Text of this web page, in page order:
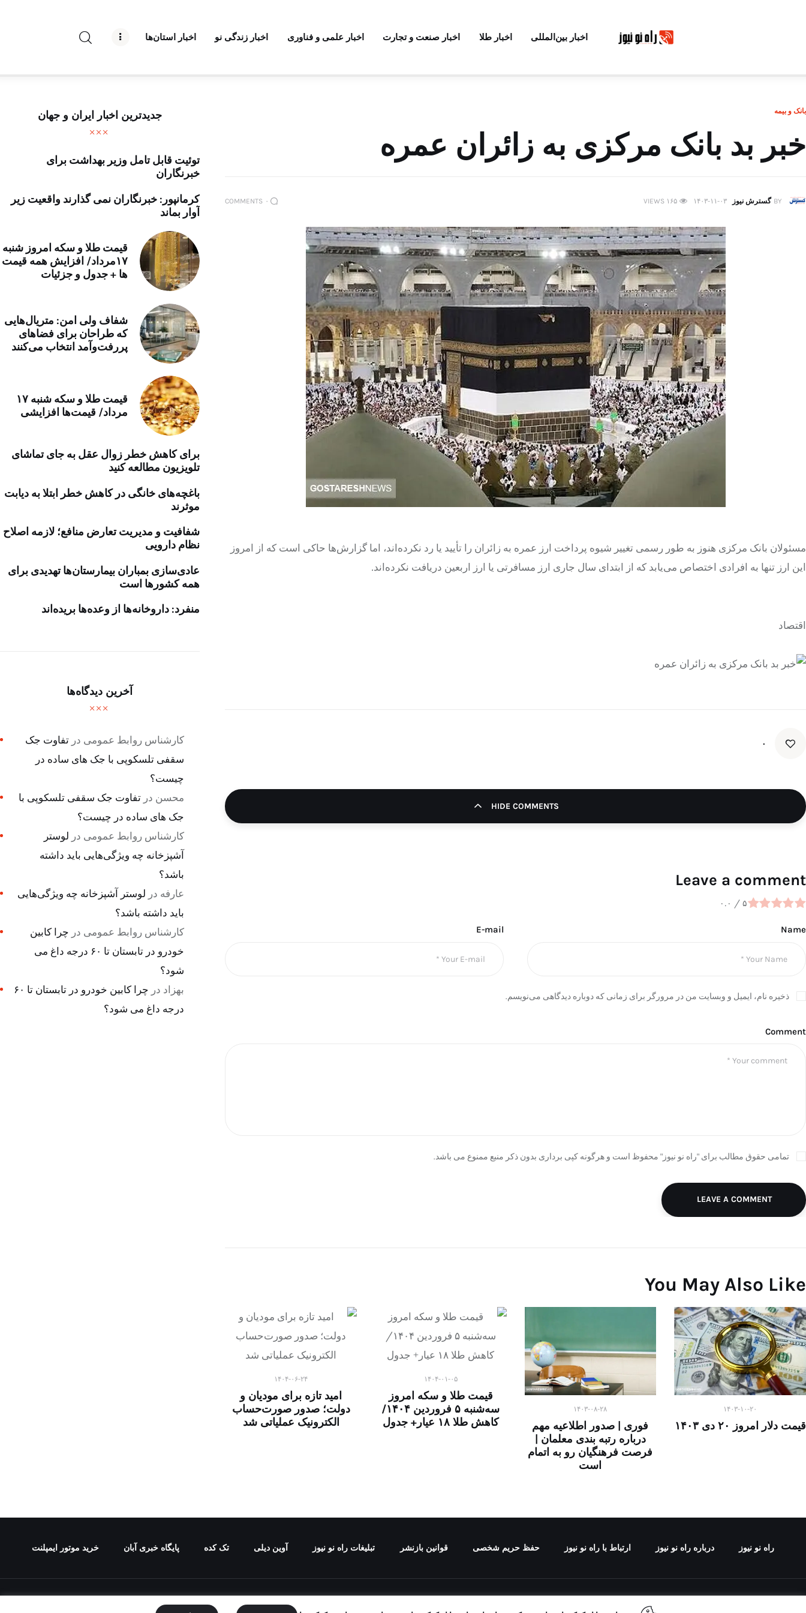
اخبار بین‌المللی اخبار طلا اخبار صنعت و تجارت اخبار علمی و فناوری اخبار زندگی نو اخبار استان‌ها
درباره راه‌ نو نیوز
تبلیغات راه نو نیوز
آوین دیلی
پایگاه خبری آبان
خرید موتور ایمپلنت
بانک و بیمه
خبر بد بانک مرکزی به زائران عمره
BY گسترش نیوز ۱۴۰۳-۱۱-۰۳ ۱۶۵ VIEWS ۰ COMMENTS
مسئولان بانک مرکزی هنوز به طور رسمی تغییر شیوه پرداخت ارز عمره به زائران را تأیید یا رد نکرده‌اند، اما گزارش‌ها حاکی است که از امروز
این ارز تنها به افرادی اختصاص می‌یابد که از ابتدای سال جاری ارز مسافرتی یا ارز اربعین دریافت نکرده‌اند.
اقتصاد
۰
HIDE COMMENTS
Leave a comment
۰.۰ / ۵
Name
E-mail
ذخیره نام، ایمیل و وبسایت من در مرورگر برای زمانی که دوباره دیدگاهی می‌نویسم.
Comment
تمامی حقوق مطالب برای "راه نو نیوز" محفوظ است و هرگونه کپی برداری بدون ذکر منبع ممنوع می باشد.
LEAVE A COMMENT
You May Also Like
۱۴۰۳-۱۰-۲۰
قیمت دلار امروز ۲۰ دی ۱۴۰۳
۱۴۰۳-۰۸-۲۸
فوری | صدور اطلاعیه مهم
درباره رتبه بندی معلمان |
فرصت فرهنگیان رو به اتمام
است
۱۴۰۴-۰۱-۰۵
قیمت طلا و سکه امروز
سه‌شنبه ۵ فروردین ۱۴۰۴/
کاهش طلا ۱۸ عیار+ جدول
۱۴۰۴-۰۶-۲۴
امید تازه برای مودیان و
دولت؛ صدور صورت‌حساب
الکترونیک عملیاتی شد
جدیدترین اخبار ایران و جهان
توئیت قابل تامل وزیر بهداشت برای
خبرنگاران
کرمانپور: خبرنگاران نمی گذارند واقعیت زیر
آوار بماند
قیمت طلا و سکه امروز شنبه
۱۷مرداد/ افزایش همه قیمت
ها + جدول و جزئیات
شفاف ولی امن: متریال‌هایی
که طراحان برای فضاهای
پررفت‌وآمد انتخاب می‌کنند
قیمت طلا و سکه شنبه ۱۷
مرداد/ قیمت‌ها افزایشی
برای کاهش خطر زوال عقل به جای تماشای
تلویزیون مطالعه کنید
باغچه‌های خانگی در کاهش خطر ابتلا به دیابت
موثرند
شفافیت و مدیریت تعارض منافع؛ لازمه اصلاح
نظام دارویی
عادی‌سازی بمباران بیمارستان‌ها تهدیدی برای
همه کشورها است
منفرد: داروخانه‌ها از وعده‌ها بریده‌اند
آخرین دیدگاه‌ها
کارشناس روابط عمومی در تفاوت جک
سقفی تلسکوپی با جک های ساده در
چیست؟
محسن در تفاوت جک سقفی تلسکوپی با
جک های ساده در چیست؟
کارشناس روابط عمومی در لوستر
آشپزخانه چه ویژگی‌هایی باید داشته
باشد؟
عارفه در لوستر آشپزخانه چه ویژگی‌هایی
باید داشته باشد؟
کارشناس روابط عمومی در چرا کابین
خودرو در تابستان تا ۶۰ درجه داغ می
شود؟
بهزاد در
چرا کابین خودرو در تابستان تا ۶۰
درجه داغ می شود؟
راه نو نیوز درباره راه‌ نو نیوز ارتباط با راه‌ نو نیوز حفظ حریم شخصی قوانین بازنشر تبلیغات راه نو نیوز آوین دیلی تک کده پایگاه خبری آبان خرید موتور ایمپلنت
تمامی حقوق مطالب برای "راه نو نیوز" محفوظ است و هرگونه کپی برداری بدون ذکر منبع ممنوع می باشد.